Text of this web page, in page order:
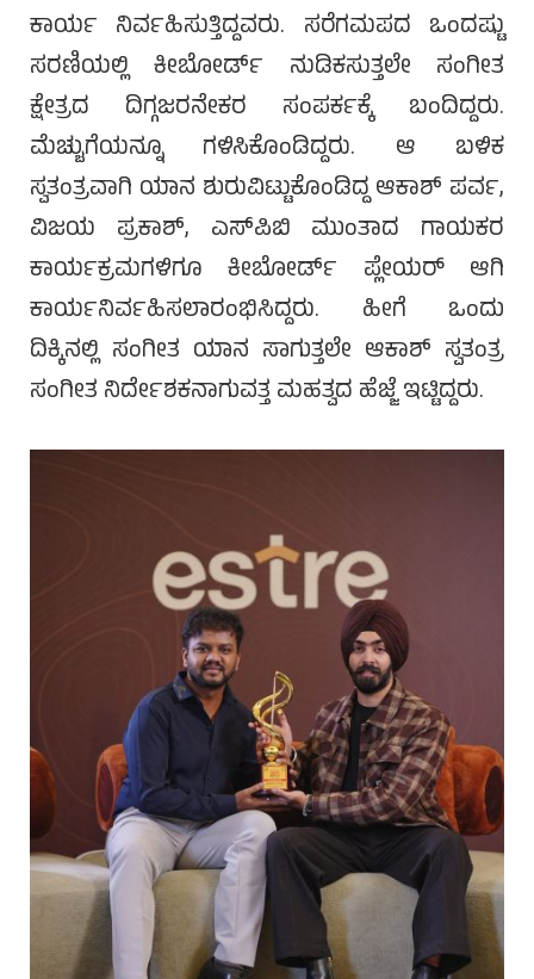
ಕಾರ್ಯ ನಿರ್ವಹಿಸುತ್ತಿದ್ದವರು. ಸರೆಗಮಪದ ಒಂದಷ್ಟು
ಸರಣಿಯಲ್ಲಿ ಕೀಬೋರ್ಡ್ ನುಡಿಕಸುತ್ತಲೇ ಸಂಗೀತ
ಕ್ಷೇತ್ರದ ದಿಗ್ಗಜರನೇಕರ ಸಂಪರ್ಕಕ್ಕೆ ಬಂದಿದ್ದರು.
ಮೆಚ್ಚುಗೆಯನ್ನೂ ಗಳಿಸಿಕೊಂಡಿದ್ದರು. ಆ ಬಳಿಕ
ಸ್ವತಂತ್ರವಾಗಿ ಯಾನ ಶುರುವಿಟ್ಟುಕೊಂಡಿದ್ದ ಆಕಾಶ್ ಪರ್ವ,
ವಿಜಯ ಪ್ರಕಾಶ್, ಎಸ್‌ಪಿಬಿ ಮುಂತಾದ ಗಾಯಕರ
ಕಾರ್ಯಕ್ರಮಗಳಿಗೂ ಕೀಬೋರ್ಡ್ ಪ್ಲೇಯರ್ ಆಗಿ
ಕಾರ್ಯನಿರ್ವಹಿಸಲಾರಂಭಿಸಿದ್ದರು. ಹೀಗೆ ಒಂದು
ದಿಕ್ಕಿನಲ್ಲಿ ಸಂಗೀತ ಯಾನ ಸಾಗುತ್ತಲೇ ಆಕಾಶ್ ಸ್ವತಂತ್ರ
ಸಂಗೀತ ನಿರ್ದೇಶಕನಾಗುವತ್ತ ಮಹತ್ವದ ಹೆಜ್ಜೆ ಇಟ್ಟಿದ್ದರು.